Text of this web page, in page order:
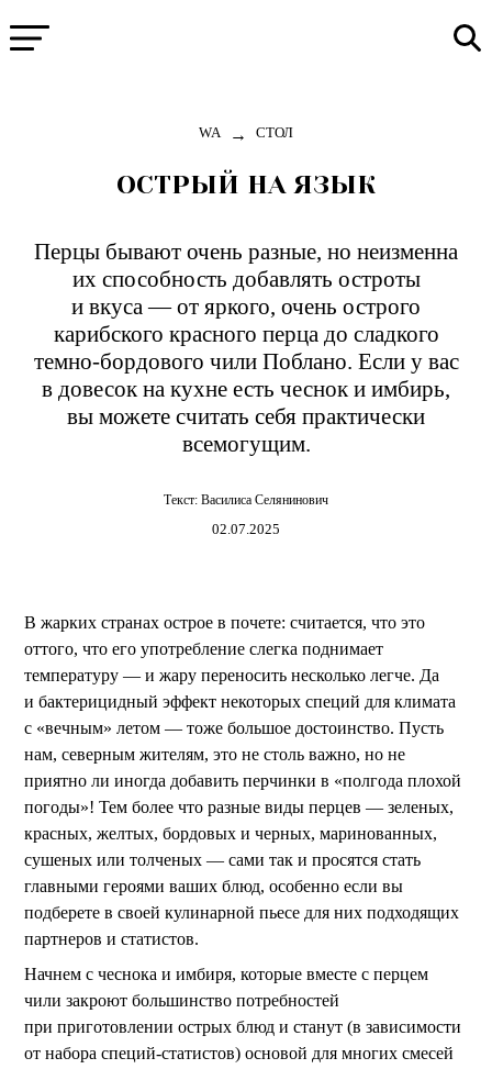
WA → СТОЛ
ОСТРЫЙ НА ЯЗЫК
Перцы бывают очень разные, но неизменна
их способность добавлять остроты
и вкуса — от яркого, очень острого
карибского красного перца до сладкого
темно-бордового чили Поблано. Если у вас
в довесок на кухне есть чеснок и имбирь,
вы можете считать себя практически
всемогущим.
Текст: Василиса Селянинович
02.07.2025
В жарких странах острое в почете: считается, что это
оттого, что его употребление слегка поднимает
температуру — и жару переносить несколько легче. Да
и бактерицидный эффект некоторых специй для климата
с «вечным» летом — тоже большое достоинство. Пусть
нам, северным жителям, это не столь важно, но не
приятно ли иногда добавить перчинки в «полгода плохой
погоды»! Тем более что разные виды перцев — зеленых,
красных, желтых, бордовых и черных, маринованных,
сушеных или толченых — сами так и просятся стать
главными героями ваших блюд, особенно если вы
подберете в своей кулинарной пьесе для них подходящих
партнеров и статистов.
Начнем с чеснока и имбиря, которые вместе с перцем
чили закроют большинство потребностей
при приготовлении острых блюд и станут (в зависимости
от набора специй-статистов) основой для многих смесей